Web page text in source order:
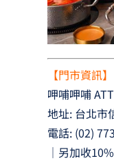
【門市資訊】
呷哺呷哺
地址: 台北市
電話: (02)
｜另加收